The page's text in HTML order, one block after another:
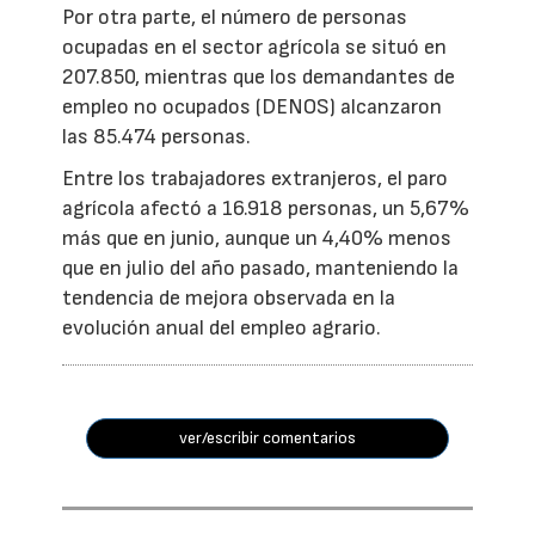
Por otra parte, el número de personas
ocupadas en el sector agrícola se situó en
207.850, mientras que los demandantes de
empleo no ocupados (DENOS) alcanzaron
las 85.474 personas.
Entre los trabajadores extranjeros, el paro
agrícola afectó a 16.918 personas, un 5,67%
más que en junio, aunque un 4,40% menos
que en julio del año pasado, manteniendo la
tendencia de mejora observada en la
evolución anual del empleo agrario.
ver/escribir comentarios